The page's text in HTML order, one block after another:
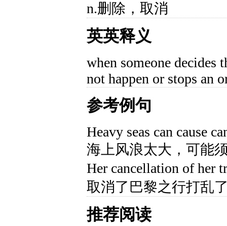
n.删除，取消
英英释义
when someone decides
not happen or stops an
参考例句
Heavy seas can cause
海上风浪太大，可能
Her cancellation of her
取消了巴黎之行打乱
推荐阅读